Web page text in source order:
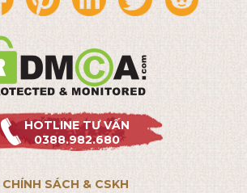
HOTLINE TƯ VẤN
0388.982.680
CHÍNH SÁCH & CSKH